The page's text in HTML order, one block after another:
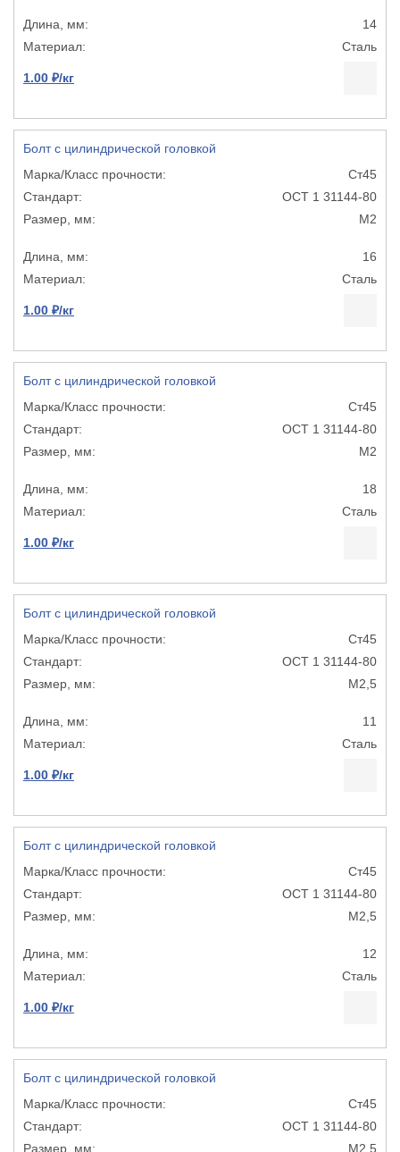
14
Сталь
1.00 ₽/кг
Болт с цилиндрической головкой
Ст45
ОСТ 1 31144-80
М2
16
Сталь
1.00 ₽/кг
Болт с цилиндрической головкой
Ст45
ОСТ 1 31144-80
М2
18
Сталь
1.00 ₽/кг
Болт с цилиндрической головкой
Ст45
ОСТ 1 31144-80
М2,5
11
Сталь
1.00 ₽/кг
Болт с цилиндрической головкой
Ст45
ОСТ 1 31144-80
М2,5
12
Сталь
1.00 ₽/кг
Болт с цилиндрической головкой
Ст45
ОСТ 1 31144-80
М2,5